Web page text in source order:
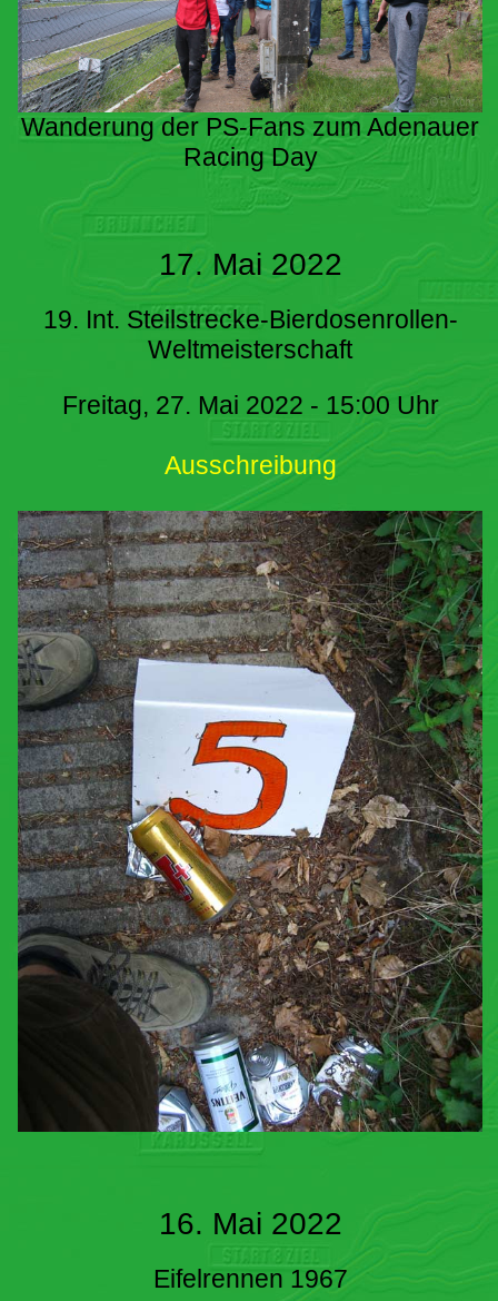
Wanderung der PS-Fans zum Adenauer
Racing Day
17. Mai 2022
19. Int. Steilstrecke-Bierdosenrollen-
Weltmeisterschaft
Freitag, 27. Mai 2022 - 15:00 Uhr
Ausschreibung
16. Mai 2022
Eifelrennen 1967